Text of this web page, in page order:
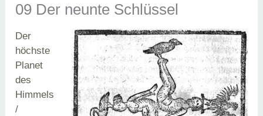
09 Der neunte Schlüssel
Der
höchste
Planet
des
Himmels
/